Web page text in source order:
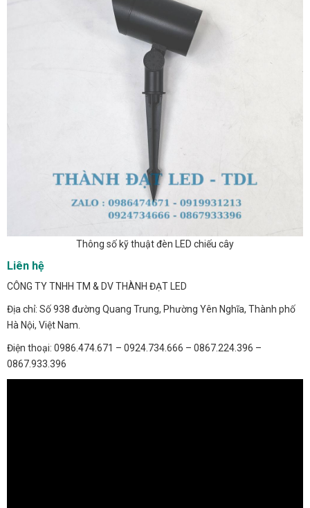
Thông số kỹ thuật đèn LED chiếu cây
Liên hệ
CÔNG TY TNHH TM & DV THÀNH ĐẠT LED
Địa chỉ: Số 938 đường Quang Trung, Phường Yên Nghĩa, Thành phố
Hà Nội, Việt Nam.
Điện thoại: 0986.474.671 – 0924.734.666 – 0867.224.396 –
0867.933.396